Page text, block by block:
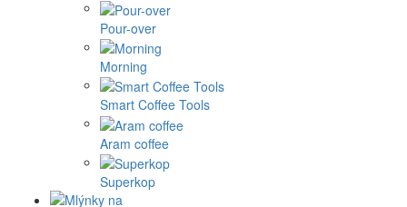
Pour-over
Morning
Smart Coffee Tools
Aram coffee
Superkop